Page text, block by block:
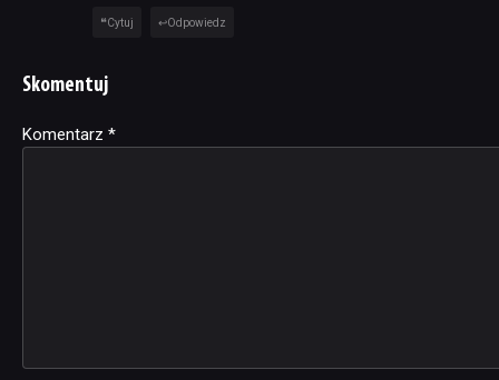
Cytuj Odpowiedz
Skomentuj
Komentarz *
Alternative: